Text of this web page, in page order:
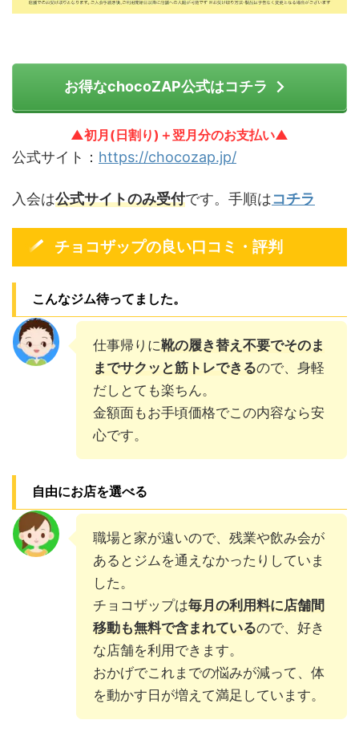
お得なchocoZAP公式はコチラ
▲初月(日割り)＋翌月分のお支払い▲
公式サイト： https://chocozap.jp/
入会は公式サイトのみ受付です。手順はコチラ
チョコザップの良い口コミ・評判
こんなジム待ってました。
仕事帰りに靴の履き替え不要でそのま
までサクッと筋トレできるので、身軽
だしとても楽ちん。
金額面もお手頃価格でこの内容なら安
心です。
自由にお店を選べる
職場と家が遠いので、残業や飲み会が
あるとジムを通えなかったりしていま
した。
チョコザップは毎月の利用料に店舗間
移動も無料で含まれているので、好き
な店舗を利用できます。
おかげでこれまでの悩みが減って、体
を動かす日が増えて満足しています。